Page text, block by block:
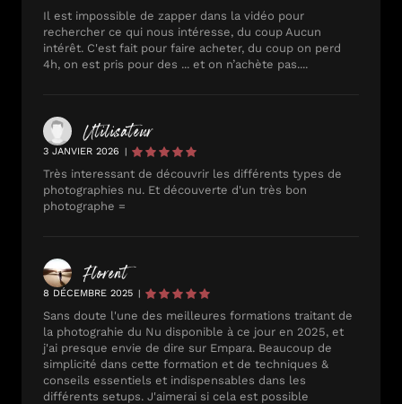
Il est impossible de zapper dans la vidéo pour
rechercher ce qui nous intéresse, du coup Aucun
intérêt. C'est fait pour faire acheter, du coup on perd
4h, on est pris pour des ... et on n’achète pas....
Utilisateur
3 JANVIER 2026 |
Très interessant de découvrir les différents types de
photographies nu. Et découverte d'un très bon
photographe =
Florent
8 DÉCEMBRE 2025 |
Sans doute l'une des meilleures formations traitant de
la photograhie du Nu disponible à ce jour en 2025, et
j'ai presque envie de dire sur Empara. Beaucoup de
simplicité dans cette formation et de techniques &
conseils essentiels et indispensables dans les
différents setups. J'aimerai si cela est possible